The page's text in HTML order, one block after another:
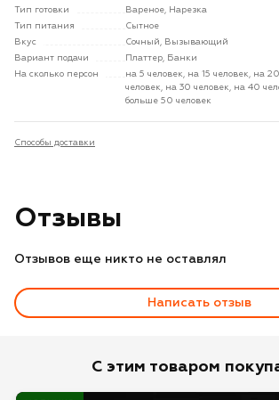
Тип готовки
Вареное, Нарезка
Тип питания
Сытное
Вкус
Сочный, Вызывающий
Вариант подачи
Платтер, Банки
На сколько персон
на 5 человек, на 15 человек, на
человек, на 30 человек, на 40
больше 50 человек
Способы доставки
Отзывы
Отзывов еще никто не оставлял
Написать отзыв
С этим товаром